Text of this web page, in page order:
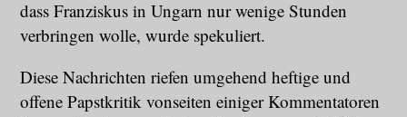
dass Franziskus in Ungarn nur wenige Stunden
verbringen wolle, wurde spekuliert.
Diese Nachrichten riefen umgehend heftige und
offene Papstkritik vonseiten einiger Kommentatoren